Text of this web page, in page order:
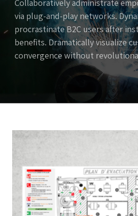
Collaboratively administrate
via plug-and-play networks.
procrastinate B2C users after
benefits. Dramatically visualize
convergence without